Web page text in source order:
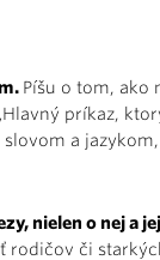
Píšu o tom, ako
príkaz,
a
nielen o nej a
rodičov či